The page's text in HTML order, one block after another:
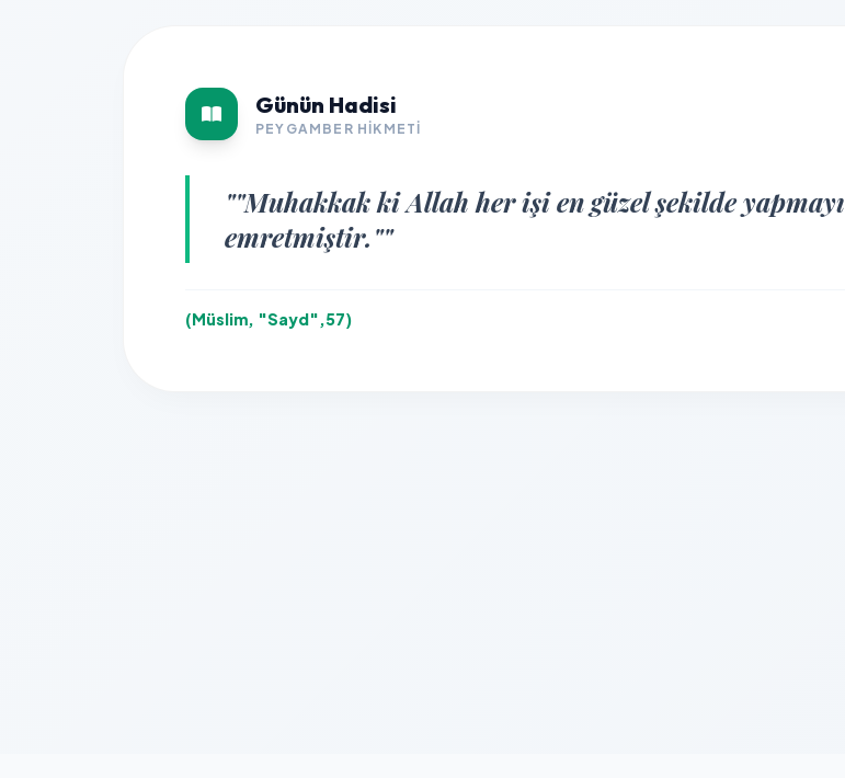
Günün Hadisi
PEYGAMBER HIKMETI
""Muhakkak ki Allah her işi en güzel şekilde yapmayı
emretmiştir.""
(Müslim, "Sayd",57)